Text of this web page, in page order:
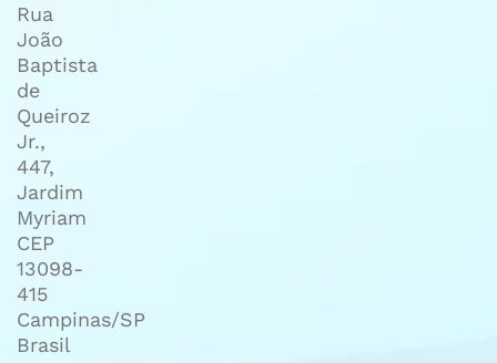
Rua
João
Baptista
de
Queiroz
Jr.,
447,
Jardim
Myriam
CEP
13098-
415
Campinas/SP
Brasil